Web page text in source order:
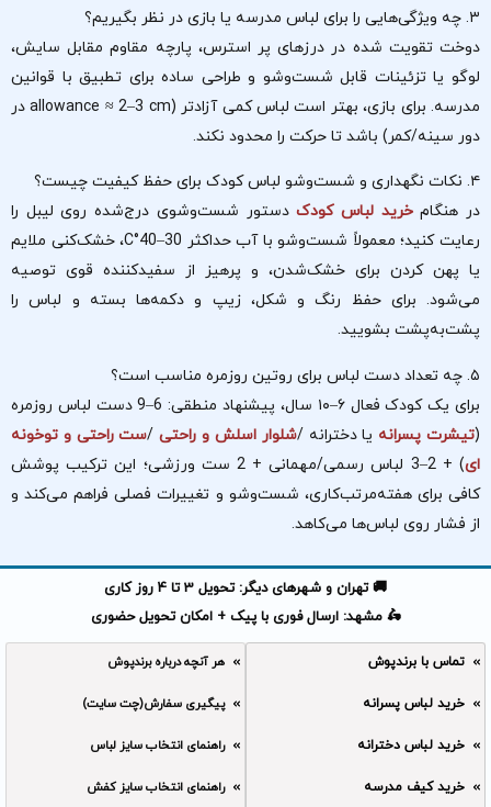
۳. چه ویژگی‌هایی را برای لباس مدرسه یا بازی در نظر بگیریم؟
دوخت تقویت شده در درزهای پر استرس، پارچه مقاوم مقابل سایش،
لوگو یا تزئینات قابل شست‌وشو و طراحی ساده برای تطبیق با قوانین
مدرسه. برای بازی، بهتر است لباس کمی آزادتر (allowance ≈ 2–3 cm در
دور سینه/کمر) باشد تا حرکت را محدود نکند.
۴. نکات نگهداری و شست‌وشو لباس کودک برای حفظ کیفیت چیست؟
در هنگامخرید لباس کودکدستور شست‌وشوی درج‌شده روی لیبل را
رعایت کنید؛ معمولاً شست‌وشو با آب حداکثر 30–40°C، خشک‌کنی ملایم
یا پهن کردن برای خشک‌شدن، و پرهیز از سفیدکننده قوی توصیه
می‌شود. برای حفظ رنگ و شکل، زیپ و دکمه‌ها بسته و لباس‌ را
پشت‌به‌پشت بشویید.
۵. چه تعداد دست لباس برای روتین روزمره مناسب است؟
برای یک کودک فعال ۶–۱۰ سال، پیشنهاد منطقی: 6–9 دست لباس روزمره
(تیشرت پسرانه یا دخترانه /شلوار اسلش و راحتی/ست راحتی و توخونه
ای
) + 2–3 لباس رسمی/مهمانی + 2 ست ورزشی؛ این ترکیب پوشش
کافی برای هفته‌مرتب‌کاری، شست‌وشو و تغییرات فصلی فراهم می‌کند و
از فشار روی لباس‌ها می‌کاهد.
🚚 تهران و شهرهای دیگر: تحویل 3 تا 4 روز کاری
🛵 مشهد: ارسال فوری با پیک + امکان تحویل حضوری
تماس با برندپوش
خرید لباس پسرانه
خرید لباس دخترانه
خرید کیف مدرسه
هر آنچه درباره برندپوش
پیگیری سفارش(چت سایت)
راهنمای انتخاب سایز لباس
راهنمای انتخاب سایز کفش